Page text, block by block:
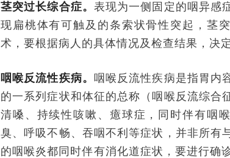
茎突过长综合症。 表现为一侧固定的咽异感
现扁桃体有可触及的条索状骨性突起，茎
术，要根据病人的具体情况及检查结果，决
咽喉反流性疾病。 咽喉反流性疾病是指胃内
的一系列症状和体征的总称（咽喉反流综合
清嗓、持续性咳嗽、癔球症，同时伴有咽
臭、呼吸不畅、吞咽不利等症状，并非所有
的咽喉炎都同时伴有消化道症状，要进行确